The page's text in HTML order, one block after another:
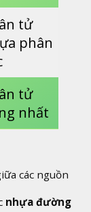
tử
phân
tử
nhất
các nguồn
nhựa đường